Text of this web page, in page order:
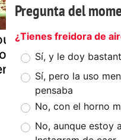
de
y
error
un
Pregunta del
¿Tienes freidora de
Sí, y le doy
Sí, pero la uso
pensaba
No, con el horno
No, aunque estoy